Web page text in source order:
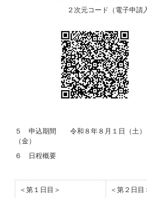
２次元コード（電子申請入力
５ 申込期間 令和８年８月１日（土）
（金）
６ 日程概要
＜第１日目＞
＜第２日目